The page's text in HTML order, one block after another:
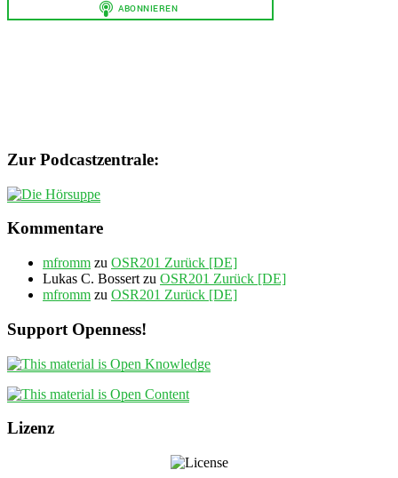
Zur Podcastzentrale:
Kommentare
mfromm zu OSR201 Zurück [DE]
Lukas C. Bossert zu OSR201 Zurück [DE]
mfromm zu OSR201 Zurück [DE]
Support Openness!
Lizenz